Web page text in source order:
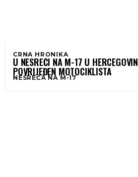
CRNA HRONIKA
U NESREĆI NA M-17 U
POVRIJEĐEN MOTOCIKLISTA
NESREĆA NA M-17